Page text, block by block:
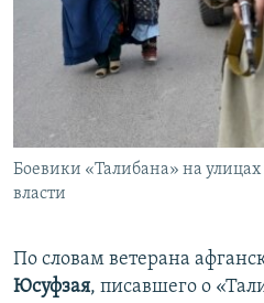
Боевики «Талибана» на улицах
власти
По словам ветерана
Юсуфзая, писавшего о